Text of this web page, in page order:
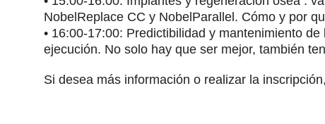
NobelReplace CC y NobelParallel. Cómo y por
• 16:00-17:00: Predictibilidad y mantenimiento
ejecución. No solo hay que ser mejor, también
Si desea más información o realizar la